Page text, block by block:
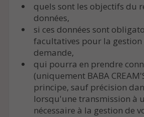
quels sont les objectifs du
données,
si ces données sont
facultatives pour la gestion
demande,
qui pourra en prendre
(uniquement BABA
principe, sauf précision
lorsqu'une transmission à
nécessaire à la gestion de